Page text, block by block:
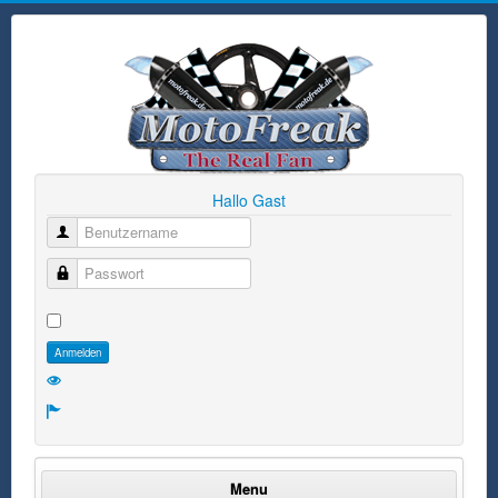
Hallo Gast
Benutzername
Passwort
Anmelden
Menu